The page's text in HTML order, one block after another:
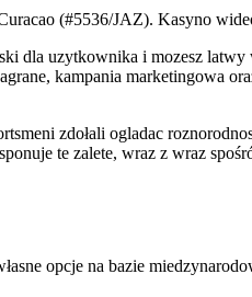
(#5536/JAZ). Kasyno
dla uzytkownika i mozesz
kampania marketingowa
zdołali ogladac
te zalete, wraz z wraz
opcje na bazie